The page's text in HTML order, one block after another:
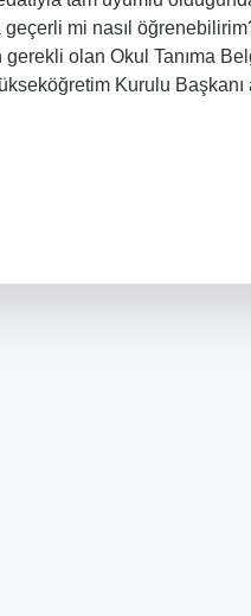
geçerli mi nasıl
olan Okul Tanıma
Kurulu